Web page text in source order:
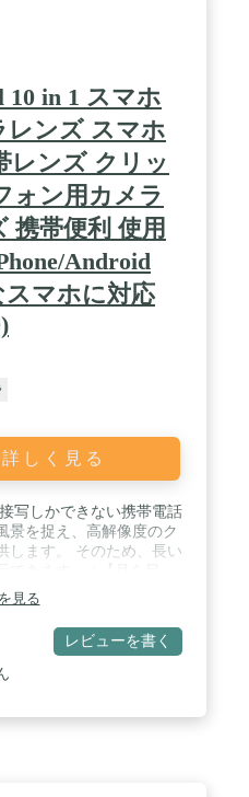
ります。 / 【イヤーカフ
太鼓判の高音質】CCイヤ
ネット･ダイナミックド
した。シングルマグネッ
強力な磁場で振動板を効
の応答がより速くより正
され、特に高音と低音の
発揮します。日本のオー
は金賞・コスパ大賞を獲
極上の装着感とともにお
ント接続、CCイヤーカ
6.0に対応、安定した接
た。マルチポイント接続
いたり、ビデオ会議の最
着信へ応答することも簡
」対応、サウ
イザーやタッチボタン設
アップデートでイヤホン
EQ」をオンにする
ドをお楽しみいただけま
ビーモード」では、独自
理し、まるで映画館やラ
、臨場感あふれる立体音
10 in 1 スマホ
レンズ スマホ
レンズ クリッ
ォン用カメラ
携帯便利 使用
Android
スマホに対応
しく見る
写しかできない携帯電話
景を捉え、高解像度のク
します。 そのため、長い
は、携帯性とズーム機能
れた場所に簡単に近づけ
に、さまざまな用途(ズ
動物の観察など)でしっ
です。 )。 / 4K HDフル
見る
レビューを書く